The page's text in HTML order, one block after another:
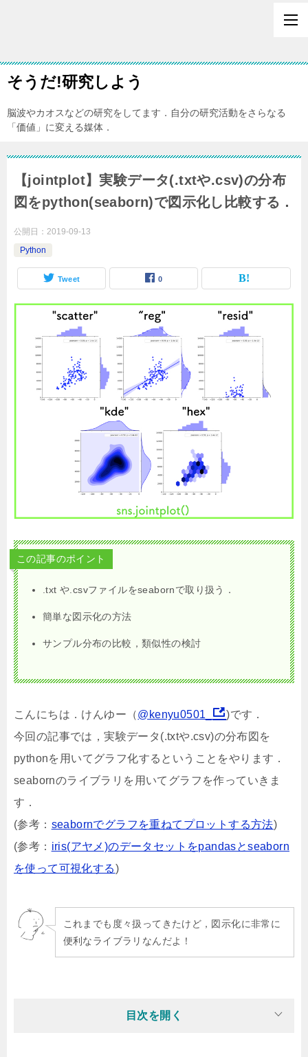
そうだ!研究しよう
脳波やカオスなどの研究をしてます．自分の研究活動をさらなる
「価値」に変える媒体．
【jointplot】実験データ(.txtや.csv)の分布
図をpython(seaborn)で図示化し比較する．
公開日： 2019-09-13
Python
Tweet 0
この記事のポイント
.txt や.csvファイルをseabornで取り扱う．
簡単な図示化の方法
サンプル分布の比較，類似性の検討
こんにちは．けんゆー（@kenyu0501_
)です．
今回の記事では，実験データ(.txtや.csv)の分布図を
pythonを用いてグラフ化するということをやります．
seabornのライブラリを用いてグラフを作っていきま
す．
(参考： seabornでグラフを重ねてプロットする方法)
(参考： iris(アヤメ)のデータセットをpandasとseaborn
を使って可視化する)
これまでも度々扱ってきたけど，図示化に非常に
便利なライブラリなんだよ！
目次を開く